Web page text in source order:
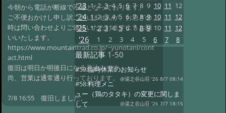
今朝から電話が断線で不通となっております。
ご不便おかけし申し訳ございませんが、お急ぎの
時は問い合わせよりご連絡いただけますようお願
いいたします。
https://www.mountaintrad.co.jp/~yunotani/cont
act.html
復旧は明日か明後日になる見込みです。
尚、営業は通常通り行っております。
7/8 16:55 復旧しました。
'23 1 2 3 4 5 6 7 8 9 10 11 12
'24 1 2 3 4 5 6 7 8 9 10 11 12
'25 1 2 3 4 5 6 7 8 9 10 11 12
'26 1 2 3 4 5 6 7 8
最新記事 1-50
#59:臨時休業のお知らせ
@湯之谷山荘 '26 8/7 08:14
#58:料理メニ
ュー（鶏のタタキ）の変更に関しま
して
@湯之谷山荘 '26 7/7 18:15